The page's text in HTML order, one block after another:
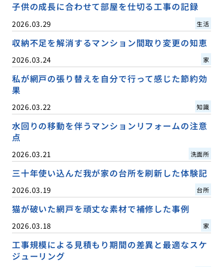
子供の成長に合わせて部屋を仕切る工事の記録
2026.03.29 生活
収納不足を解消するマンション間取り変更の知恵
2026.03.24 家
私が網戸の張り替えを自分で行って感じた節約効
果
2026.03.22 知識
水回りの移動を伴うマンションリフォームの注意
点
2026.03.21 洗面所
三十年使い込んだ我が家の台所を刷新した体験記
2026.03.19 台所
猫が破いた網戸を頑丈な素材で補修した事例
2026.03.18 家
工事規模による見積もり期間の差異と最適なスケ
ジューリング